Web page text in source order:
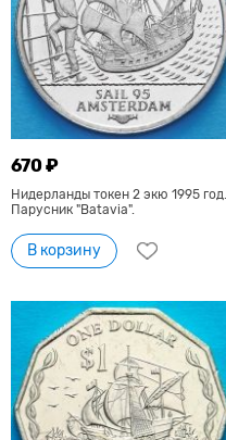
670 ₽
Нидерланды токен 2 экю 1995 год.
Парусник "Batavia".
В корзину